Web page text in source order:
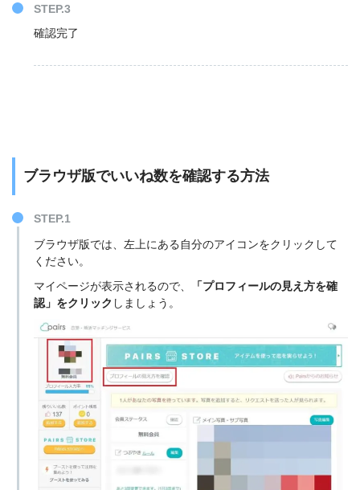
STEP.3
確認完了
ブラウザ版でいいね数を確認する方法
STEP.1
ブラウザ版では、左上にある自分のアイコンをクリックして
ください。
マイページが表示されるので、
「プロフィールの見え方を確
認」をクリック しましょう。